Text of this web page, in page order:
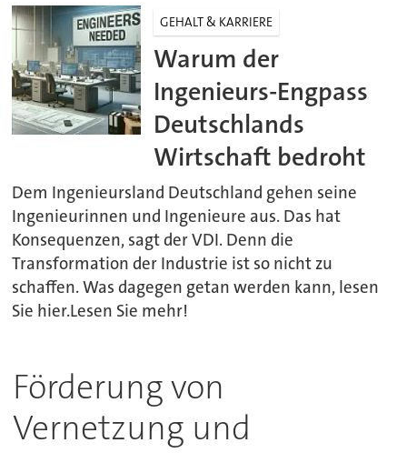
GEHALT & KARRIERE
Warum der
Ingenieurs-Engpass
Deutschlands
Wirtschaft bedroht
Dem Ingenieursland Deutschland gehen seine
Ingenieurinnen und Ingenieure aus. Das hat
Konsequenzen, sagt der VDI. Denn die
Transformation der Industrie ist so nicht zu
schaffen. Was dagegen getan werden kann, lesen
Sie hier.Lesen Sie mehr!
Förderung von
Vernetzung und